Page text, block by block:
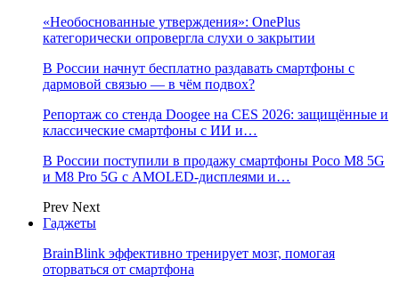
«Необоснованные утверждения»: OnePlus
категорически опровергла слухи о закрытии
В России начнут бесплатно раздавать смартфоны с
дармовой связью — в чём подвох?
Репортаж со стенда Doogee на CES 2026: защищённые и
классические смартфоны с ИИ и…
В России поступили в продажу смартфоны Poco M8 5G
и M8 Pro 5G с AMOLED-дисплеями и…
Prev Next
Гаджеты
BrainBlink эффективно тренирует мозг, помогая
оторваться от смартфона